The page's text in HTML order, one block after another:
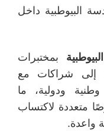
البيوطبية داخل
بمختبرات
إلى شراكات مع
ودولية، ما
متعددة لاكتساب
واعدة.